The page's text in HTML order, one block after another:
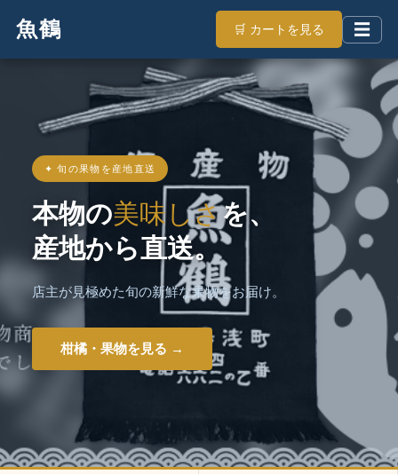
魚鶴 🛒 カートを見る ☰
へ。
人気の塩さば・紅鮭
✦ 旬の果物を産地直送
本物の
美味
産地から直
店主が見極めた旬の新鮮な
柑橘・果物を見る →